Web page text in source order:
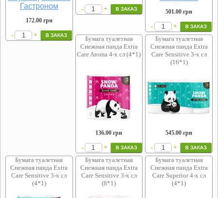
172.00грн
- +
- + 501.00 грн
-
+
Бумага туалетная
Снежная панда Extra
Care Aroma 4-х сл (4*1)
136.00 грн
- +
Бумага туалетная
Снежная панда Extra
Care Sensitive 3-х сл
(16*1)
545.00 грн
-
+
Бумага туалетная
Снежная панда Extra
Care Sensitive 3-х сл
(4*1)
Бумага туалетная
Снежная панда Extra
Care Sensitive 3-х сл
(8*1)
Бумага туалетная
Снежная панда Extra
Care Superior 4-х сл
(4*1)